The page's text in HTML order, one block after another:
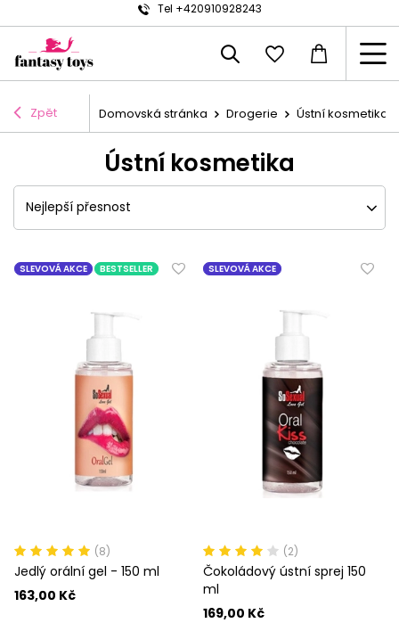
Tel +420910928243
Zpět Domovská stránka Drogerie Ústní kosmetika
Ústní kosmetika
Nejlepší přesnost
SLEVOVÁ AKCE BESTSELLER
(8)
Jedlý orální gel - 150 ml
163,00 Kč
SLEVOVÁ AKCE
(2)
Čokoládový ústní sprej 150
ml
169,00 Kč